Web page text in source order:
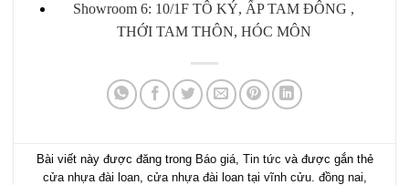
Showroom 6: 10/1F TÔ KÝ, ẤP TAM ĐÔNG ,
THỚI TAM THÔN, HÓC MÔN
Bài viết này được đăng trong Báo giá, Tin tức và được gắn thẻ
cửa nhựa đài loan, cửa nhựa đài loan tại vĩnh cửu. đồng nai